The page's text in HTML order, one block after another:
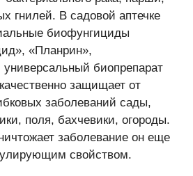
гнилей. В садовой аптечке
биофунгициды
«Планрин»,
биопрепарат
защищает от
заболеваний сады,
поля, бахчевики, огороды.
заболевание он еще
свойством.